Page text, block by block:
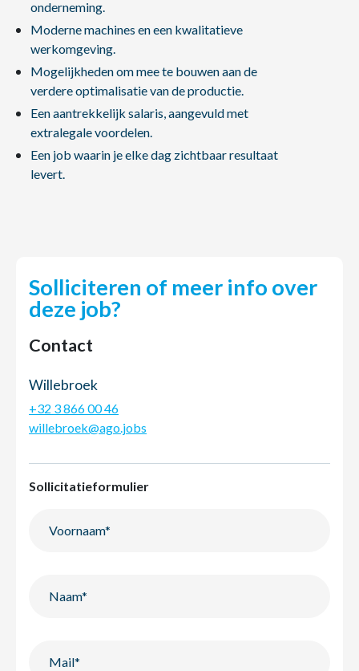
onderneming.
Moderne machines en een kwalitatieve
werkomgeving.
Mogelijkheden om mee te bouwen aan de
verdere optimalisatie van de productie.
Een aantrekkelijk salaris, aangevuld met
extralegale voordelen.
Een job waarin je elke dag zichtbaar resultaat
levert.
Solliciteren of meer info over
deze job?
Contact
Willebroek
+32 3 866 00 46
willebroek@ago.jobs
Sollicitatieformulier